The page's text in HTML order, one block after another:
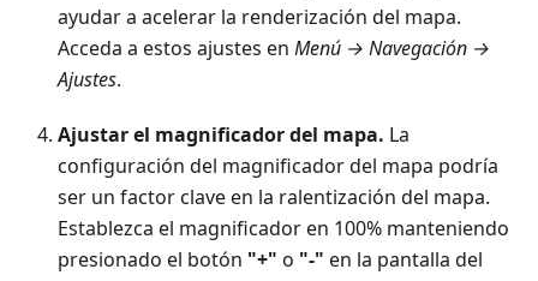
ayudar a acelerar la renderización del mapa.
Acceda a estos ajustes en Menú → Navegación →
Ajustes.
Ajustar el magnificador del mapa. La
configuración del magnificador del mapa podría
ser un factor clave en la ralentización del mapa.
Establezca el magnificador en 100% manteniendo
presionado el botón "+" o "-" en la pantalla del